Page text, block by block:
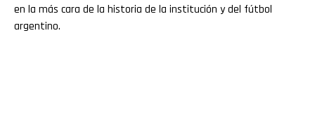
en la más cara de la historia de la institución y del fútbol
argentino.